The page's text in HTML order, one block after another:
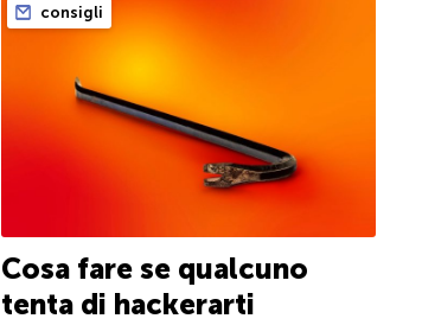
consigli
Cosa fare se qualcuno
tenta di hackerarti